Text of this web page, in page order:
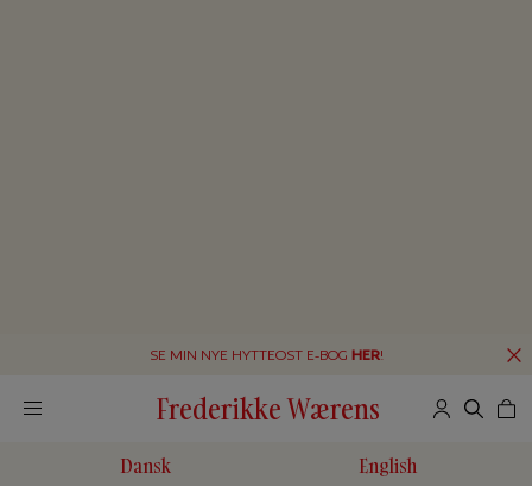
SE MIN NYE HYTTEOST E-BOG HER!
Frederikke Wærens
Dansk English